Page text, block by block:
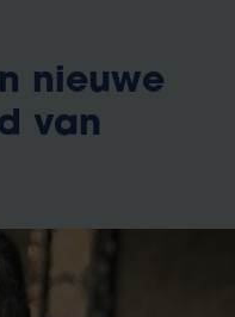
nieuwe
van